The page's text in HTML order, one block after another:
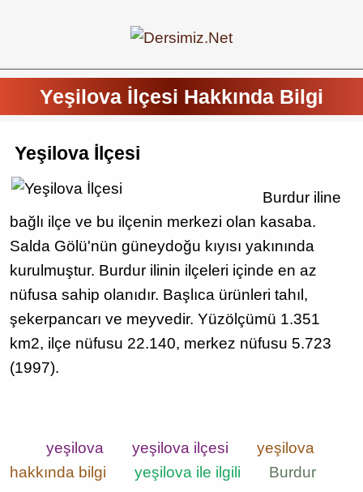
Yeşilova İlçesi Hakkında Bilgi
Yeşilova İlçesi
Burdur iline
bağlı ilçe ve bu ilçenin merkezi olan kasaba.
Salda Gölü'nün güneydoğu kıyısı yakınında
kurulmuştur. Burdur ilinin ilçeleri içinde en az
nüfusa sahip olanıdır. Başlıca ürünleri tahıl,
şekerpancarı ve meyvedir. Yüzölçümü 1.351
km2, ilçe nüfusu 22.140, merkez nüfusu 5.723
(1997).
yeşilova yeşilova ilçesi
yeşilova
hakkında bilgi
yeşilova ile ilgili Burdur